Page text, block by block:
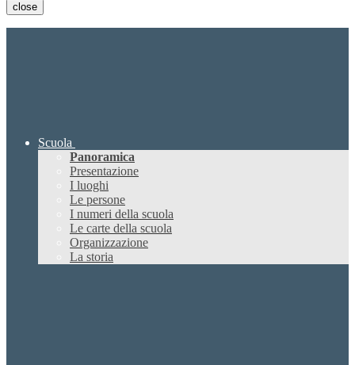
close
Scuola
Panoramica
Presentazione
I luoghi
Le persone
I numeri della scuola
Le carte della scuola
Organizzazione
La storia